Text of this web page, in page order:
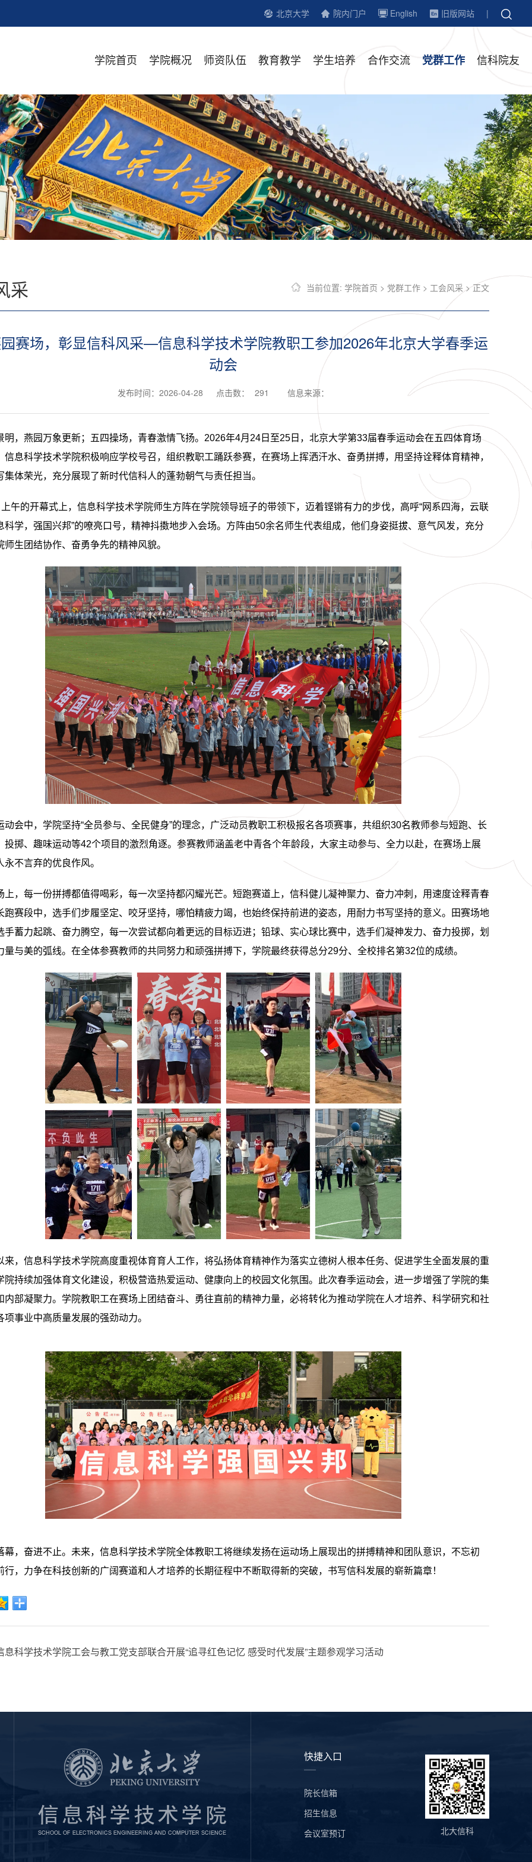
北京大学 院内门户 English 旧版网站 |
学院首页 学院概况 师资队伍 教育教学 学生培养 合作交流 党群工作 信科院友
采 当前位置: 学院首页 > 党群工作 > 工会风采 > 正文
赛场，彰显信科风采—信息科学技术学院教职工参加2026年北京大学春季运
动会
发布时间：2026-04-28 点击数： 291 信息来源：
明，燕园万象更新；五四操场，青春激情飞扬。 2026年4月24日至25日，北京大学第33届春季运动会在五四体育场
信息科学技术学院积极响应学校号召，组织教职工踊跃参赛，在赛场上挥洒汗水、奋勇拼搏，用坚持诠释体育精神，
集体荣光，充分展现了新时代信科人的蓬勃朝气与责任担当。
午的开幕式上，信息科学技术学院师生方阵在学院领导班子的带领下，迈着铿锵有力的步伐，高呼“网系四海，云联
科学，强国兴邦”的嘹亮口号，精神抖擞地步入会场。方阵由50余名师生代表组成，他们 身姿挺拔、 意气风发，充分
师生 团结协作、奋勇争先的精神风貌。
动会中，学院坚持“全员参与、全民健身”的理念，广泛动员教职工积极报名各项赛事，共组织30名教师参与短跑、长
投掷、趣味运动等42个项目的激烈角逐。参赛教师涵盖老中青各个年龄段，大家主动参与、全力以赴，在赛场上展
永不言弃的优良作风。
上，每一份拼搏都值得喝彩，每一次坚持都闪耀光芒。短跑赛道上，信科健儿凝神聚力、奋力冲刺，用速度诠释青春
跑赛段中，选手们步履坚定、咬牙坚持，哪怕精疲力竭，也始终保持前进的姿态，用耐力书写坚持的意义。田赛场地
手蓄力起跳、奋力腾空，每一次尝试都向着更远的目标迈进；铅球、实心球比赛中，选手们凝神发力、奋力投掷，划
量与美的弧线。 在全体参赛教师的共同努力和顽强拼搏下，学院最终获得总分29分、全校排名第32位的成绩。
来，信息科学技术学院高度重视体育育人工作，将弘扬体育精神作为落实立德树人根本任务、促进学生全面发展的重
院持续加强体育文化建设，积极营造热爱运动、健康向上的校园文化氛围。此次春季运动会，进一步增强了学院的集
内部凝聚力。学院教职工在赛场上团结奋斗、勇往直前的精神力量，必将转化为推动学院在人才培养、科学研究和社
项事业中高质量发展的强劲动力。
幕，奋进不止。 未来， 信息科学技术学院全体教职工将继续发扬在运动场上展现出的拼搏精神和团队意识，不忘初
行，力争在科技创新的广阔赛道和人才培养的长期征程中不断取得新的突破， 书写信科发展的崭新篇章！
息科学技术学院工会与教工党支部联合开展“追寻红色记忆 感受时代发展”主题参观学习活动
北大信科
快捷入口
院长信箱
招生信息
会议室预订